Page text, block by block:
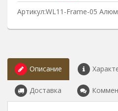
Артикул:WL11-Frame-05
Описание
Доставка